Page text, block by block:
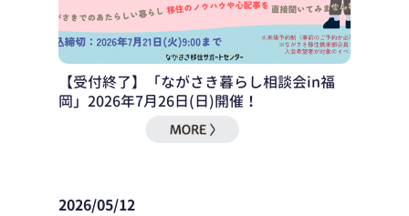
【受付終了】「ながさき暮らし相談会in福
岡」2026年7月26日(日)開催！
2026/05/12